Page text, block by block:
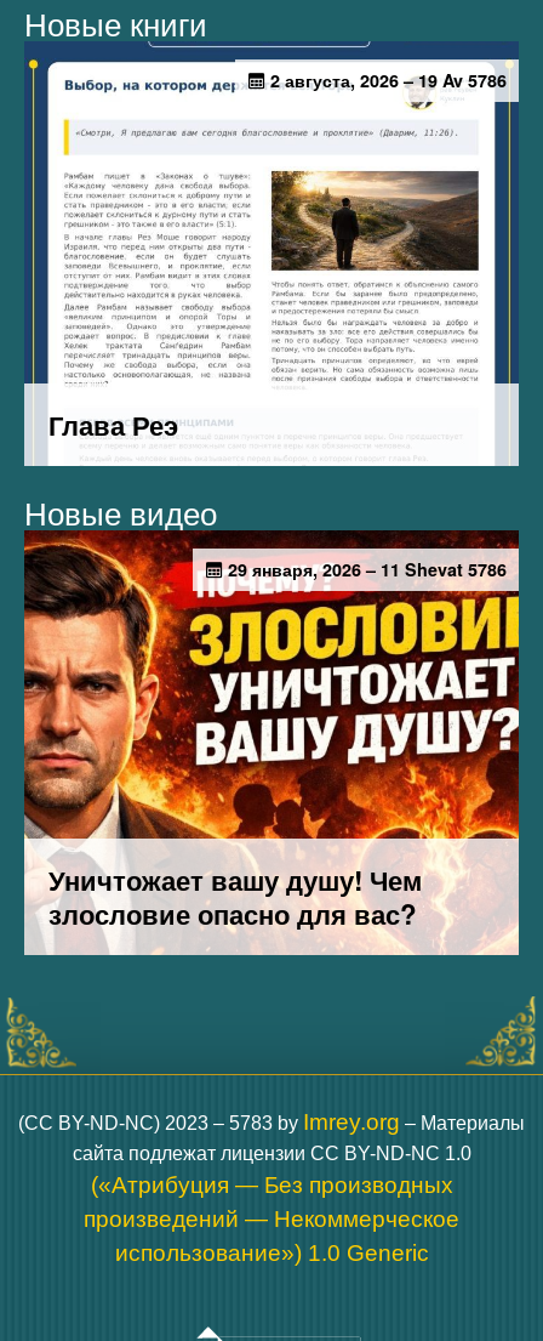
Новые книги
Новые видео
(CC BY-ND-NC) 2023 – 5783 by Imrey.org – Материалы
сайта подлежат лицензии CC BY-ND-NC 1.0
(«Атрибуция — Без производных
произведений — Некоммерческое
использование») 1.0 Generic